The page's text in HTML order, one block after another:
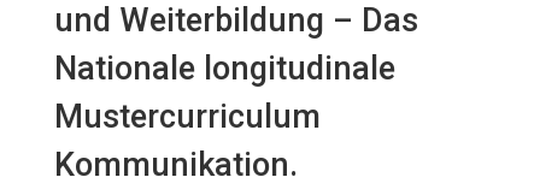
und Weiterbildung – Das
Nationale longitudinale
Mustercurriculum
Kommunikation.